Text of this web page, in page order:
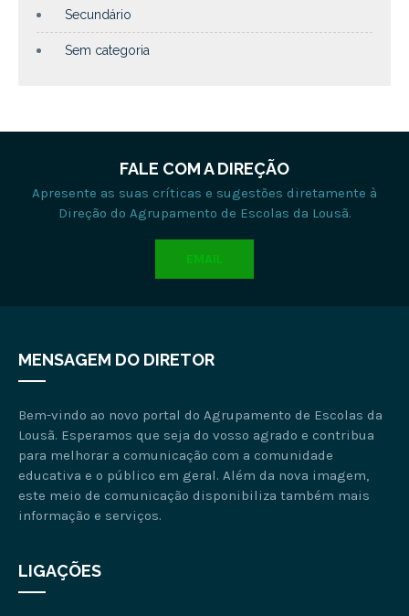
Secundário
Sem categoria
FALE COM A DIREÇÃO
Apresente as suas críticas e sugestões diretamente à
Direção do Agrupamento de Escolas da Lousã.
EMAIL
MENSAGEM DO DIRETOR
Bem-vindo ao novo portal do Agrupamento de Escolas da
Lousã. Esperamos que seja do vosso agrado e contribua
para melhorar a comunicação com a comunidade
educativa e o público em geral. Além da nova imagem,
este meio de comunicação disponibiliza também mais
informação e serviços.
LIGAÇÕES